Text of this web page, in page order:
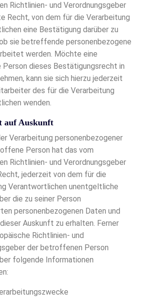
Richtlinien- und Verordnungsgeber
Recht, von dem für die Verarbeitung
eine Bestätigung darüber zu
sie betreffende personenbezogene
werden. Möchte eine
dieses Bestätigungsrecht in
kann sie sich hierzu jederzeit
des für die Verarbeitung
wenden.
Auskunft
Verarbeitung personenbezogener
Person hat das vom
Richtlinien- und Verordnungsgeber
jederzeit von dem für die
Verantwortlichen unentgeltliche
die zu seiner Person
personenbezogenen Daten und
Auskunft zu erhalten. Ferner
Richtlinien- und
der betroffenen Person
folgende Informationen